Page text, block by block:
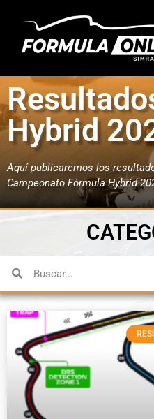
Hybrid
Aquí publicaremos los
Campeonato Fórmula Hybrid